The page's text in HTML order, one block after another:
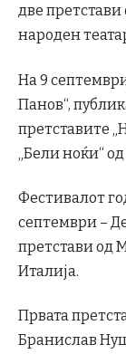
две
народен
На 9
Панов“,
претставите
„Бели ноќи“
Фестивалот
септември –
претстави од
Италија.
Првата
Бранислав